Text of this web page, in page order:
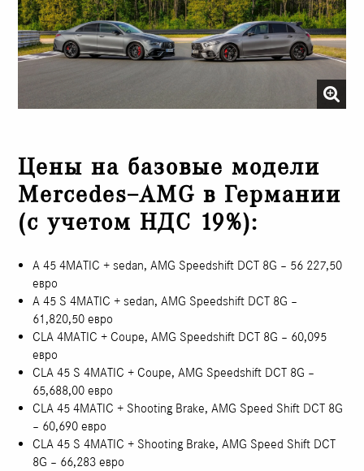
Цены на базовые модели
Mercedes–AMG в Германии
(с учетом НДС 19%):
A 45 4MATIC + sedan, AMG Speedshift DCT 8G – 56 227,50
евро
A 45 S 4MATIC + sedan, AMG Speedshift DCT 8G –
61,820,50 евро
CLA 4MATIC + Coupe, AMG Speedshift DCT 8G – 60,095
евро
CLA 45 S 4MATIC + Coupe, AMG Speedshift DCT 8G –
65,688,00 евро
CLA 45 4MATIC + Shooting Brake, AMG Speed ​​Shift DCT 8G
– 60,690 евро
CLA 45 S 4MATIC + Shooting Brake, AMG Speed ​​Shift DCT
8G – 66,283 евро